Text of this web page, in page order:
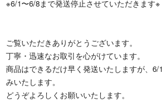
※6/1〜6/8まで発送停止させていただきます※
ご覧いただきありがとうございます。
丁寧・迅速なお取引を心がけています。
商品はできるだけ早く発送いたしますが、
みいたします。
どうぞよろしくお願いいたします。